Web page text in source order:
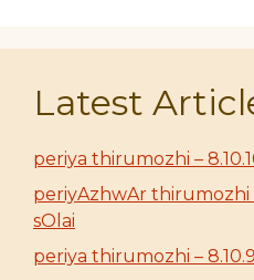
Latest
periya thirumozhi –
periyAzhwAr thirumozhi
sOlai
periya thirumozhi –